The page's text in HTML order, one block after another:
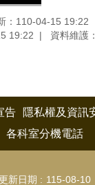
：110-04-15 19:22
19:22
資料維護
告
隱私權及資訊
各科室分機電話
新日期 115-08-10